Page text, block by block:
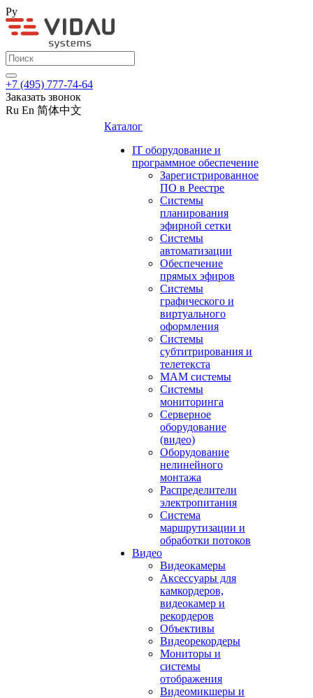
Ру
+7 (495) 777-74-64
Заказать звонок
Ru En 简体中文
Каталог
IT оборудование и
программное обеспечение
Зарегистрированное
ПО в Реестре
Системы
планирования
эфирной сетки
Системы
автоматизации
Обеспечение
прямых эфиров
Системы
графического и
виртуального
оформления
Системы
субтитрирования и
телетекста
MAM системы
Системы
мониторинга
Серверное
оборудование
(видео)
Оборудование
нелинейного
монтажа
Распределители
электропитания
Система
маршрутизации и
обработки потоков
Видео
Видеокамеры
Аксессуары для
камкордеров,
видеокамер и
рекордеров
Объективы
Видеорекордеры
Мониторы и
системы
отображения
Видеомикшеры и